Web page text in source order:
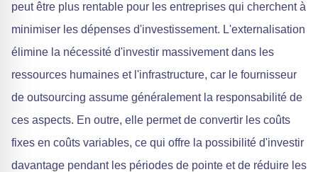
peut être plus rentable pour les entreprises qui cherchent à
minimiser les dépenses d'investissement. L'externalisation
élimine la nécessité d'investir massivement dans les
ressources humaines et l'infrastructure, car le fournisseur
de outsourcing assume généralement la responsabilité de
ces aspects. En outre, elle permet de convertir les coûts
fixes en coûts variables, ce qui offre la possibilité d'investir
davantage pendant les périodes de pointe et de réduire les